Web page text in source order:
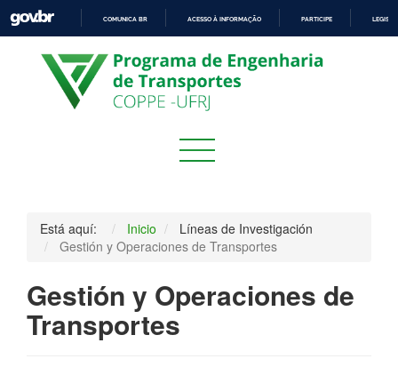
PARA
O
CONTEÚDO
COMUNICA BR ACESSO À INFORMAÇÃO PARTICIPE
Está aquí: Inicio
Líneas de Investigación
Gestión y Operaciones de Transportes
Gestión y Operaciones de
Transportes